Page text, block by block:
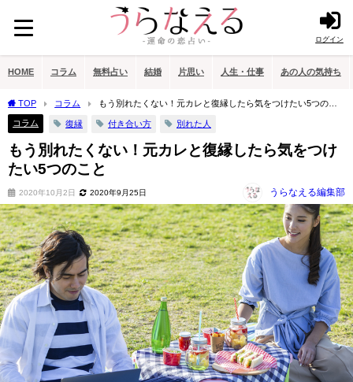
ログイン
HOME コラム 無料占い 結婚 片思い 人生・仕事 あの人の気持ち
TOP コラム
もう別れたくない！元カレと復縁したら気をつけたい5つのこ
と
コラム 復縁 付き合い方 別れた人
もう別れたくない！元カレと復縁したら気をつけ
たい5つのこと
2020年10月2日 2020年9月25日 うらなえる編集部